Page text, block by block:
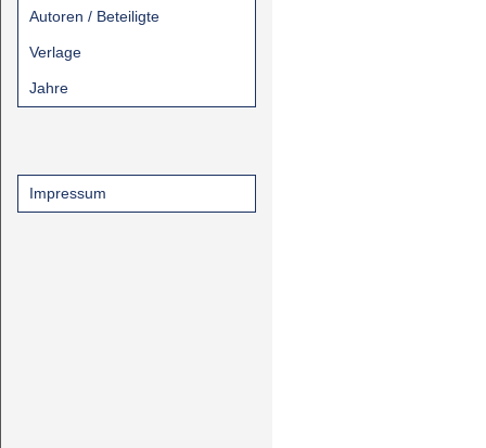
Autoren / Beteiligte
Verlage
Jahre
Impressum